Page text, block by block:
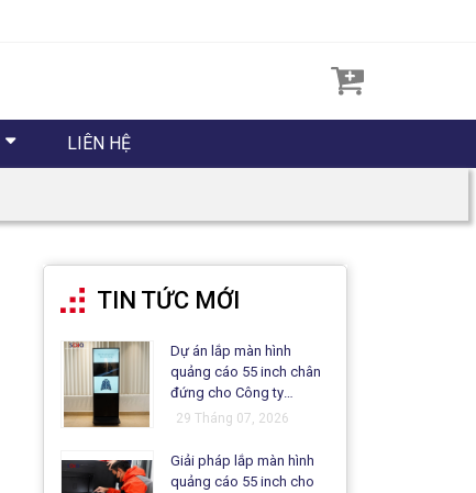
LIÊN HỆ
TIN TỨC MỚI
Dự án lắp màn hình
quảng cáo 55 inch chân
đứng cho Công ty
Matsuo
29 Tháng 07, 2026
Giải pháp lắp màn hình
quảng cáo 55 inch cho